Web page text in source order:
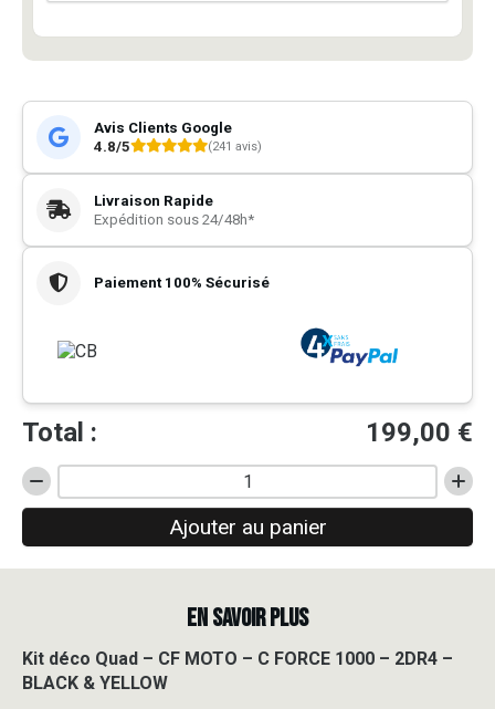
Avis Clients Google
4.8/5
(241 avis)
Livraison Rapide
Expédition sous 24/48h*
Paiement 100% Sécurisé
Total : 199,00 €
quantité
de
déco
Quad
-
C
Ajouter au panier
EN SAVOIR PLUS
Kit déco Quad – CF MOTO – C FORCE 1000 – 2DR4 –
BLACK & YELLOW